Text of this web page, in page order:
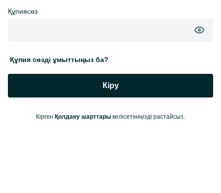
Құпиясөз
Құпия сөзді ұмыттыңыз ба?
Кіру
Кірген Қолдану шарттары келісетініңізді растайсыз.